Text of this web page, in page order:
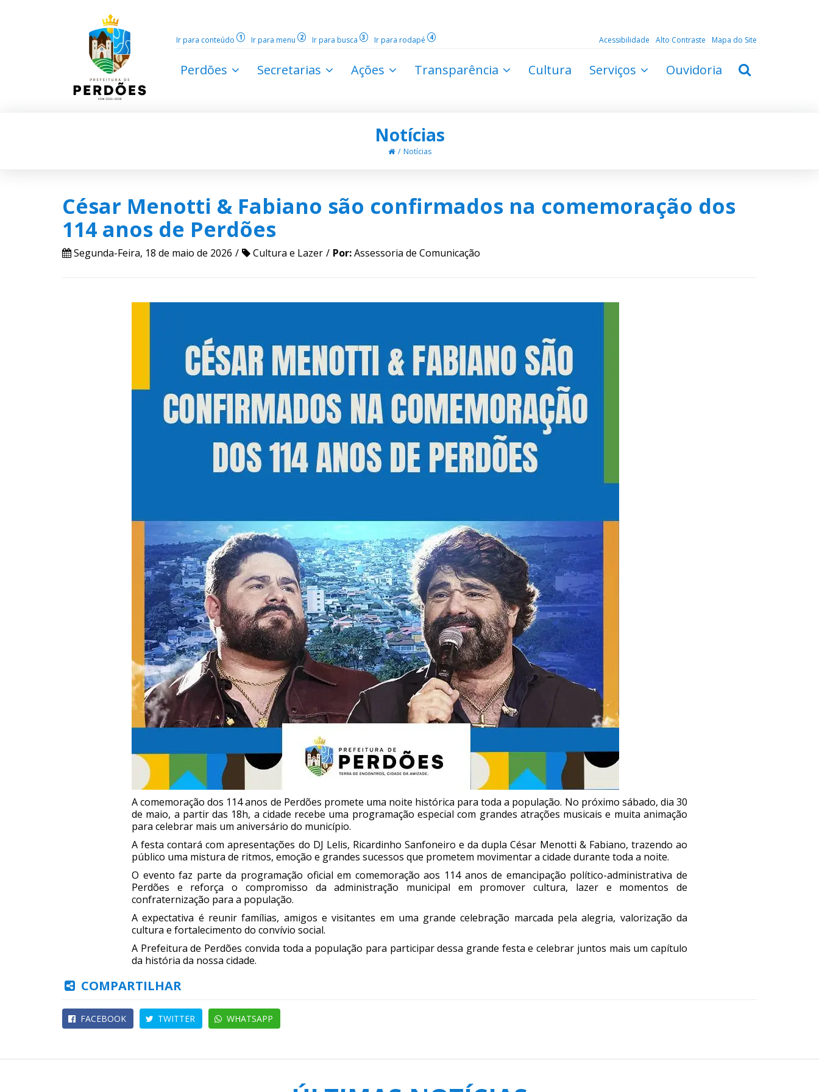
Ir para conteúdo 1 Ir para menu 2 Ir para busca 3 Ir para rodapé 4 Acessibilidade Alto Contraste Mapa do Site
Perdões Secretarias Ações Transparência Cultura Serviços Ouvidoria
Notícias
Notícias
César Menotti & Fabiano são confirmados na comemoração dos
114 anos de Perdões
Segunda-Feira, 18 de maio de 2026 Cultura e Lazer Por:Assessoria de Comunicação
A comemoração dos 114 anos de Perdões promete uma noite histórica para toda a população. No próximo sábado, dia 30
de maio, a partir das 18h, a cidade recebe uma programação especial com grandes atrações musicais e muita animação
para celebrar mais um aniversário do município.
A festa contará com apresentações do DJ Lelis, Ricardinho Sanfoneiro e da dupla César Menotti & Fabiano, trazendo ao
público uma mistura de ritmos, emoção e grandes sucessos que prometem movimentar a cidade durante toda a noite.
O evento faz parte da programação oficial em comemoração aos 114 anos de emancipação político-administrativa de
Perdões e reforça o compromisso da administração municipal em promover cultura, lazer e momentos de
confraternização para a população.
A expectativa é reunir famílias, amigos e visitantes em uma grande celebração marcada pela alegria, valorização da
cultura e fortalecimento do convívio social.
A Prefeitura de Perdões convida toda a população para participar dessa grande festa e celebrar juntos mais um capítulo
da história da nossa cidade.
COMPARTILHAR
FACEBOOK TWITTER WHATSAPP